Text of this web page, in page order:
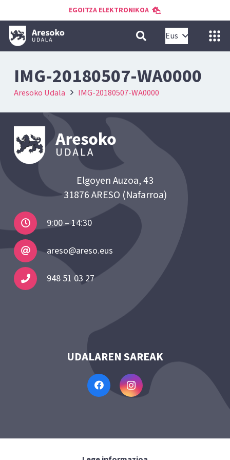
EGOITZA ELEKTRONIKOA
Eus
IMG-20180507-WA0000
Aresoko Udala IMG-20180507-WA0000
Elgoyen Auzoa, 43
31876 ARESO (Nafarroa)
9:00 – 14:30
areso@areso.eus
948 51 03 27
UDALAREN SAREAK